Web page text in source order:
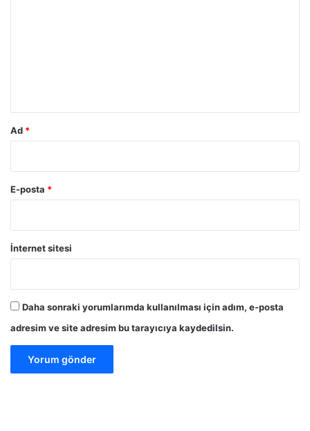
Ad *
E-posta *
İnternet sitesi
Daha sonraki yorumlarımda kullanılması için adım, e-posta
adresim ve site adresim bu tarayıcıya kaydedilsin.